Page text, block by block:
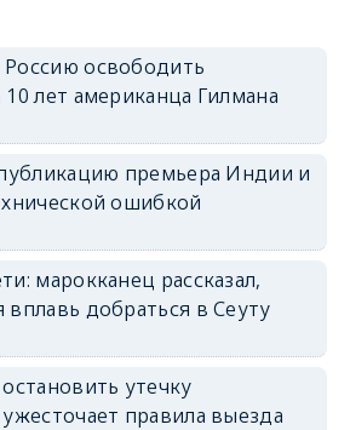
освободить
лет американца Гилмана
премьера Индии и
ошибкой
марокканец рассказал,
добраться в Сеуту
утечку
правила выезда